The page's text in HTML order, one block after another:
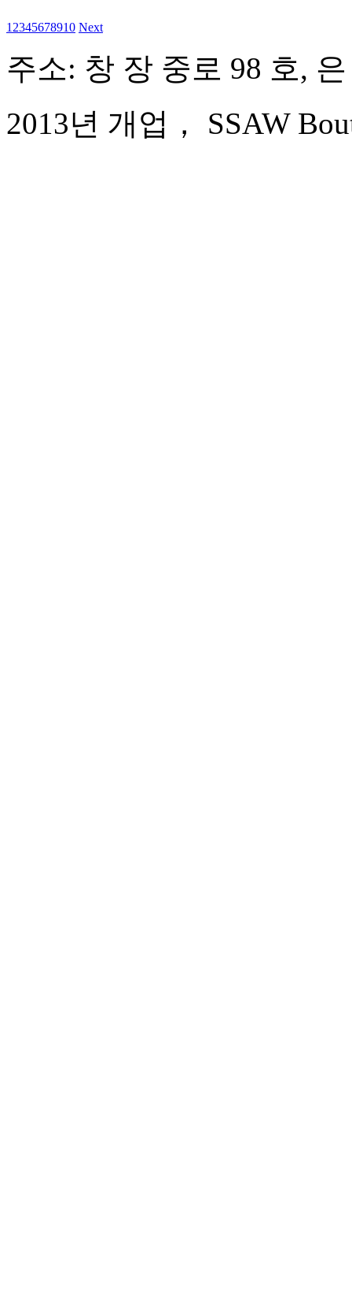
1 2345678910 Next
주소: 창 장 중로 98 호,
2013년 개업， SSAW